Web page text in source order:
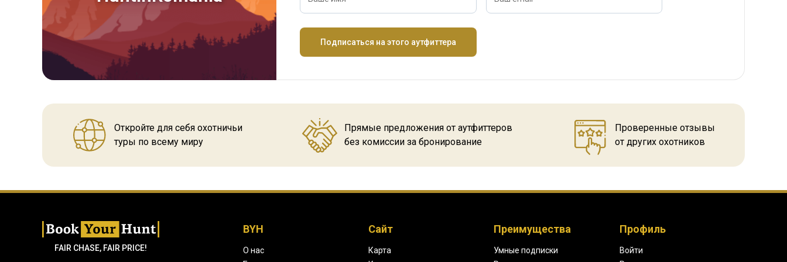
Подписаться на этого аутфиттера
Откройте для себя охотничьи
туры по всему миру
Прямые предложения от аутфиттеров
без комиссии за бронирование
Проверенные отзывы
от других охотников
FAIR CHASE, FAIR PRICE!
BYH
О нас
Сайт
Карта
Преимущества
Умные подписки
Профиль
Войти